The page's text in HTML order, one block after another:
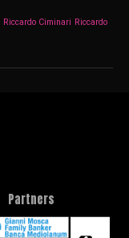
Riccardo Ciminari Riccardo
Partners